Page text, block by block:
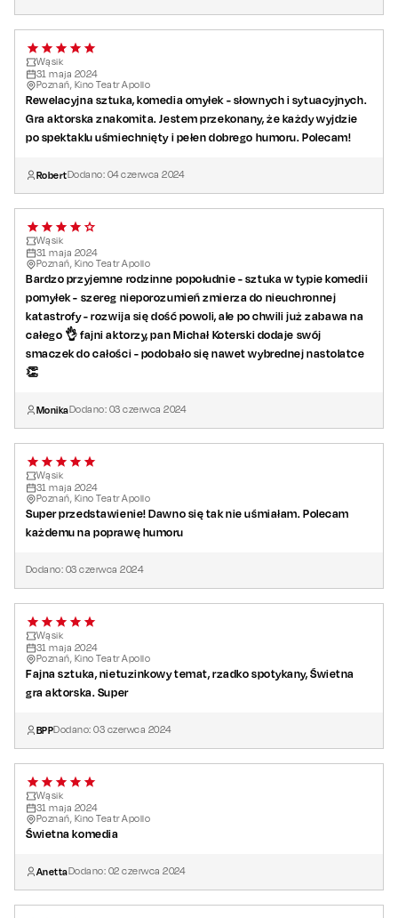
Wąsik
31 maja 2024
Poznań, Kino Teatr Apollo
Rewelacyjna sztuka, komedia omyłek - słownych i sytuacyjnych.
Gra aktorska znakomita. Jestem przekonany, że każdy wyjdzie
po spektaklu uśmiechnięty i pełen dobrego humoru. Polecam!
RobertDodano: 04czerwca 2024
Wąsik
31 maja 2024
Poznań, Kino Teatr Apollo
Bardzo przyjemne rodzinne popołudnie - sztuka w typie komedii
pomyłek - szereg nieporozumień zmierza do nieuchronnej
katastrofy - rozwija się dość powoli, ale po chwili już zabawa na
całego 👌 fajni aktorzy, pan Michał Koterski dodaje swój
smaczek do całości - podobało się nawet wybrednej nastolatce
👏
MonikaDodano: 03 czerwca 2024
Wąsik
31 maja 2024
Poznań, Kino Teatr Apollo
Super przedstawienie! Dawno się tak nie uśmiałam. Polecam
każdemu na poprawę humoru
Dodano: 03 czerwca 2024
Wąsik
31 maja 2024
Poznań, Kino Teatr Apollo
Fajna sztuka, nietuzinkowy temat, rzadko spotykany, Świetna
gra aktorska. Super
BPPDodano:03 czerwca 2024
Wąsik
31 maja 2024
Poznań, Kino Teatr Apollo
Świetna komedia
AnettaDodano: 02 czerwca 2024